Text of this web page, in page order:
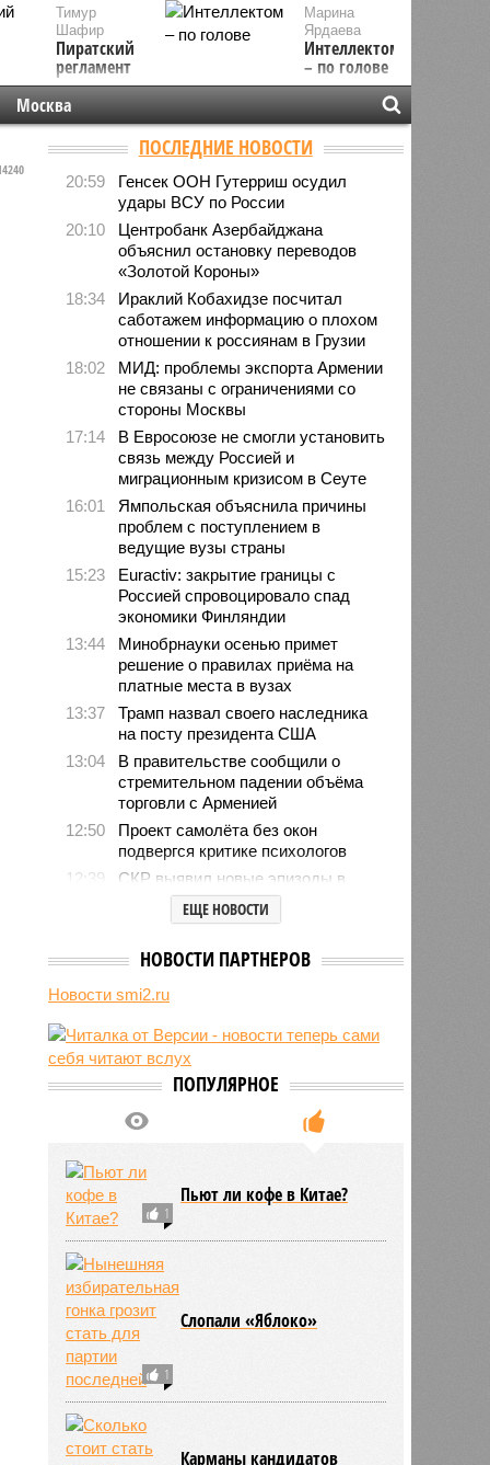
Марина
Ярдаева
Интеллектом
– по голове
Тимур
Шафир
Пиратский
регламент
Москва
ПОСЛЕДНИЕ НОВОСТИ
20:59
Генсек ООН Гутерриш осудил
удары ВСУ по России
20:10
Центробанк Азербайджана
объяснил остановку переводов
«Золотой Короны»
18:34
Ираклий Кобахидзе посчитал
саботажем информацию о плохом
отношении к россиянам в Грузии
18:02
МИД: проблемы экспорта Армении
не связаны с ограничениями со
стороны Москвы
17:14
В Евросоюзе не смогли установить
связь между Россией и
миграционным кризисом в Сеуте
16:01
Ямпольская объяснила причины
проблем с поступлением в
ведущие вузы страны
15:23
Euractiv: закрытие границы с
Россией спровоцировало спад
экономики Финляндии
13:44
Минобрнауки осенью примет
решение о правилах приёма на
платные места в вузах
13:37
Трамп назвал своего наследника
на посту президента США
13:04
В правительстве сообщили о
стремительном падении объёма
торговли с Арменией
12:50
Проект самолёта без окон
подвергся критике психологов
12:39
СКР выявил новые эпизоды в
серии похищений девушек
вымогателями
необходимости проработки ж/д
выхода России к Индийскому
12:05
В Японии опять произошло
землетрясение
12:03
В Египте безработный мужчина
притворялся судьёй и вымогал
деньги
ЕЩЕ НОВОСТИ
НОВОСТИ ПАРТНЕРОВ
Новости smi2.ru
ПОПУЛЯРНОЕ
1
Пьют ли кофе в Китае?
1
Слопали «Яблоко»
Карманы кандидатов